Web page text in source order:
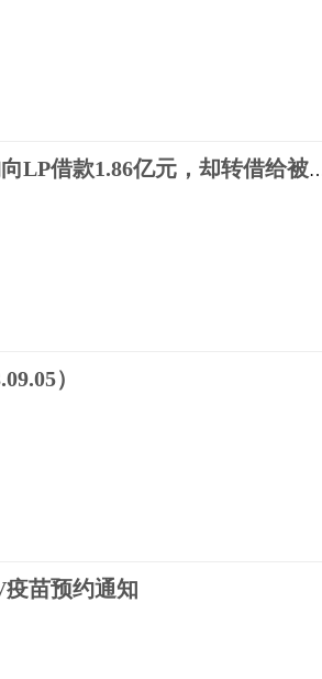
用益-私募市场动向：这家机构向LP借款
）
疫苗预约通知